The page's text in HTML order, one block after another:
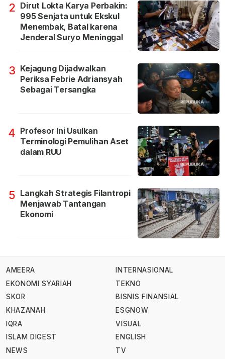
2 Dirut Lokta Karya Perbakin:
995 Senjata untuk Ekskul
Menembak, Batal karena
Jenderal Suryo Meninggal
3 Kejagung Dijadwalkan
Periksa Febrie Adriansyah
Sebagai Tersangka
4 Profesor Ini Usulkan
Terminologi Pemulihan Aset
dalam RUU
5 Langkah Strategis Filantropi
Menjawab Tantangan
Ekonomi
AMEERA
EKONOMI SYARIAH
SKOR
KHAZANAH
IQRA
ISLAM DIGEST
NEWS
INTERNASIONAL
TEKNO
BISNIS FINANSIAL
ESGNOW
VISUAL
ENGLISH
TV